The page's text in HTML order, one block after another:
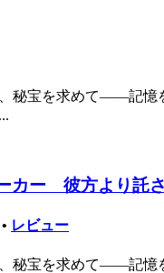
秘宝を求めて――記憶
カー 彼方より託
• レビュー
秘宝を求めて――記憶